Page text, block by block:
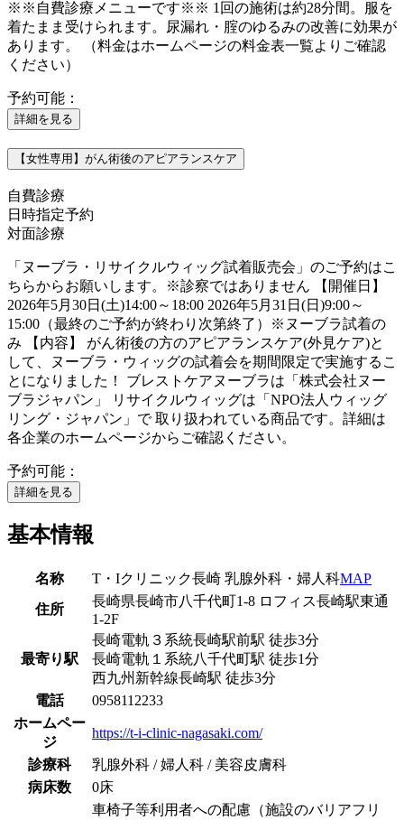
※※自費診療メニューです※※ 1回の施術は約28分間。服を
着たまま受けられます。尿漏れ・腟のゆるみの改善に効果が
あります。 （料金はホームページの料金表一覧よりご確認
ください）
予約可能：
詳細を見る
【女性専用】がん術後のアピアランスケア
自費診療
日時指定予約
対面診療
「ヌーブラ・リサイクルウィッグ試着販売会」のご予約はこ
ちらからお願いします。※診察ではありません 【開催日】
2026年5月30日(土)14:00～18:00 2026年5月31日(日)9:00～
15:00（最終のご予約が終わり次第終了）※ヌーブラ試着の
み 【内容】 がん術後の方のアピアランスケア(外見ケア)と
して、ヌーブラ・ウィッグの試着会を期間限定で実施するこ
とになりました！ ブレストケアヌーブラは「株式会社ヌー
ブラジャパン」 リサイクルウィッグは「NPO法人ウィッグ
リング・ジャパン」で 取り扱われている商品です。詳細は
各企業のホームページからご確認ください。
予約可能：
詳細を見る
基本情報
名称 T・Iクリニック長崎 乳腺外科・婦人科MAP
住所
長崎県長崎市八千代町1-8 ロフィス長崎駅東通
1-2F
最寄り駅
長崎電軌３系統長崎駅前駅 徒歩3分
長崎電軌１系統八千代町駅 徒歩1分
西九州新幹線長崎駅 徒歩3分
電話
0958112233
ホームペー
ジ
https://t-i-clinic-nagasaki.com/
診療科
乳腺外科 / 婦人科 / 美容皮膚科
病床数
0床
車椅子等利用者への配慮（施設のバリアフリ